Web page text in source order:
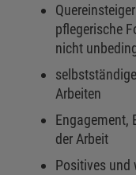
pflegerische
nicht
Arbeiten
Engagement,
der Arbeit
Positives und